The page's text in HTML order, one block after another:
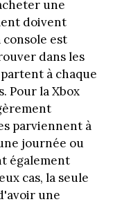
une
doivent
est
dans les
à chaque
Pour la Xbox
parviennent à
journée ou
également
cas, la seule
une